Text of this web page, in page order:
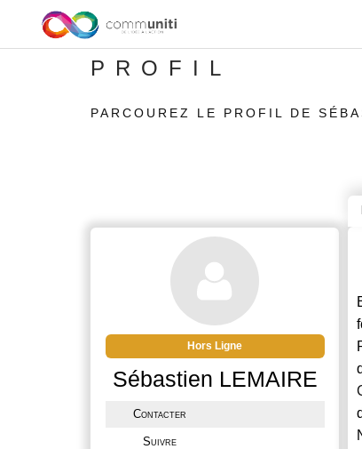
PROFIL
PARCOUREZ LE PROFIL DE
Hors Ligne
Sébastien LEMAIRE
Contacter
Suivre